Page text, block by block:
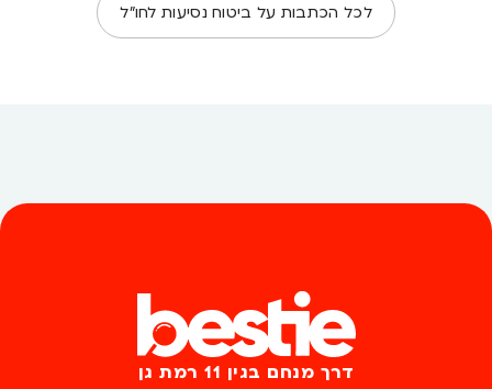
לכל הכתבות על ביטוח נסיעות לחו״ל
דרך מנחם בגין 11 רמת גן